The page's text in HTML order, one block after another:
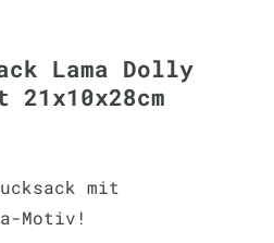
Lama Dolly
mit
Motiv!